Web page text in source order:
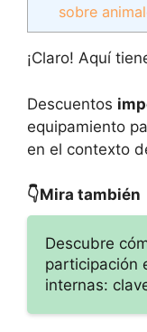
sobre
¡Claro! Aquí
Descuentos
equipamiento
en el contexto
👇Mira también
Descubre
participación
internas: